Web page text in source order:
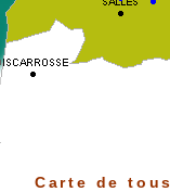
Carte de